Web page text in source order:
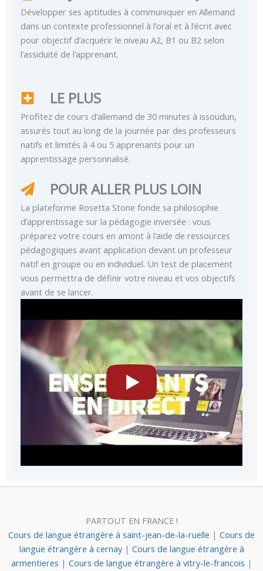
Développer ses aptitudes à communiquer en Allemand
dans un contexte professionnel à l’oral et à l’écrit avec
pour objectif d’acquérir le niveau A2, B1 ou B2 selon
l’assiduité de l’apprenant.
LE PLUS
Profitez de cours d’allemand de 30 minutes à issoudun,
assurés tout au long de la journée par des professeurs
natifs et limités à 4 ou 5 apprenants pour un
apprentissage personnalisé.
POUR ALLER PLUS LOIN
La plateforme Rosetta Stone fonde sa philosophie
d’apprentissage sur la pédagogie inversée : vous
préparez votre cours en amont à l’aide de ressources
pédagogiques avant application devant un professeur
natif en groupe ou en individuel. Un test de placement
vous permettra de définir votre niveau et vos objectifs
avant de se lancer.
PARTOUT EN FRANCE !
Cours de langue étrangère à saint-jean-de-la-ruelle | Cours de
langue étrangère à cernay | Cours de langue étrangère à
armentieres | Cours de langue étrangère à vitry-le-francois |